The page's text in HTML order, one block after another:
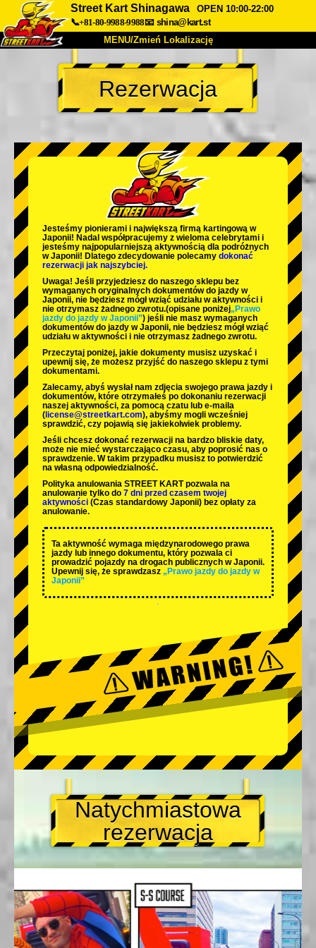
Street Kart Shinagawa
OPEN 10:00-22:00
📞+81-80-9988-9988📧 shina@kart.st
MENU/Zmień Lokalizację
TOP
O nas Specyfikacja Cena
Firma Rezerwacja
Zmień Lokalizację
Tokyo Shinagawa Tokyo Akihabara#1
Tokyo Akihabara#2
Tokyo Shibuya Annex Tokyo Bay
Tokyo Asakusa Osaka
Okinawa
Rezerwacja
Jesteśmy pionierami i największą firmą kartingową w
Japonii! Nadal współpracujemy z wieloma celebrytami i
jesteśmy najpopularniejszą aktywnością dla podróżnych
w Japonii! Dlatego zdecydowanie polecamy dokonać
rezerwacji jak najszybciej.
Uwaga! Jeśli przyjedziesz do naszego sklepu bez
wymaganych oryginalnych dokumentów do jazdy w
Japonii, nie będziesz mógł wziąć udziału w aktywności i
nie otrzymasz żadnego zwrotu.(opisane poniżej„Prawo
jazdy do jazdy w Japonii”) jeśli nie masz wymaganych
dokumentów do jazdy w Japonii, nie będziesz mógł wziąć
udziału w aktywności i nie otrzymasz żadnego zwrotu.
Przeczytaj poniżej, jakie dokumenty musisz uzyskać i
upewnij się, że możesz przyjść do naszego sklepu z tymi
dokumentami.
Zalecamy, abyś wysłał nam zdjęcia swojego prawa jazdy i
dokumentów, które otrzymałeś po dokonaniu rezerwacji
naszej aktywności, za pomocą czatu lub e-maila
( license@streetkart.com), abyśmy mogli wcześniej
sprawdzić, czy pojawią się jakiekolwiek problemy.
Jeśli chcesz dokonać rezerwacji na bardzo bliskie daty,
może nie mieć wystarczająco czasu, aby poprosić nas o
sprawdzenie. W takim przypadku musisz to potwierdzić
na własną odpowiedzialność.
Polityka anulowania STREET KART pozwala na
anulowanie tylko do 7 dni przed czasem twojej
aktywności (Czas standardowy Japonii) bez opłaty za
anulowanie.
Ta aktywność wymaga międzynarodowego prawa
jazdy lub innego dokumentu, który pozwala ci
prowadzić pojazdy na drogach publicznych w Japonii.
Upewnij się, że sprawdzasz „Prawo jazdy do jazdy w
Japonii”
Natychmiastowa
rezerwacja